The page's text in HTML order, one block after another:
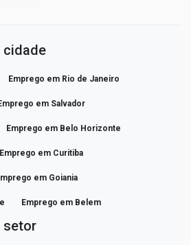
cidade
Emprego em Rio de Janeiro
em Salvador
Emprego em Belo Horizonte
Emprego em Curitiba
em Goiania
Emprego em Belem
setor